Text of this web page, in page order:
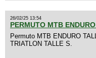
26/02/25 13:54
PERMUTO MTB
Permuto MTB ENDURO
TRIATLON TALLE S.